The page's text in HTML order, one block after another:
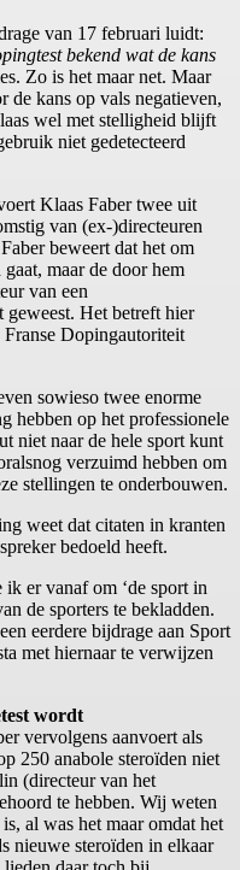
van 17 februari luidt:
bekend wat de kans
Zo is het maar net. Maar
de kans op vals negatieven,
wel met stelligheid blijft
niet gedetecteerd
Klaas Faber twee uit
van (ex-)directeuren
beweert dat het om
maar de door hem
van een
Het betreft hier
Dopingautoriteit
sowieso twee enorme
hebben op het professionele
niet naar de hele sport kunt
verzuimd hebben om
stellingen te onderbouwen.
weet dat citaten in kranten
bedoeld heeft.
er vanaf om ‘de sport in
de sporters te bekladden.
eerdere bijdrage aan Sport
met hiernaar te verwijzen
wordt
vervolgens aanvoert als
250 anabole steroïden niet
(directeur van het
te hebben. Wij weten
al was het maar omdat het
nieuwe steroïden in elkaar